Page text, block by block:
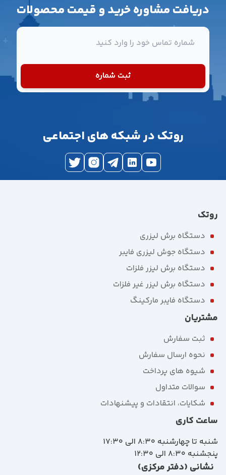
دریافت مشاوره خرید و قیمت محصولات
ثبت شماره
روتک در شبکه های اجتماعی
روتک
دستگاه برش لیزری
دستگاه جوش لیزری فایبر
دستگاه برش لیزر فلزات
دستگاه برش لیزر غیر فلزات
دستگاه فایبر مارکینگ
مشتریان
ثبت سفارش
نحوه ارسال سفارش
شیوه های پرداخت
سوالات متداول
شکایات، انتقادات و پیشنهادات
ساعت کاری
شنبه تا چهارشنبه 8:30 الی 17:30
پنجشنبه 8:30 الی 12:30
نشانی (دفتر مرکزی)